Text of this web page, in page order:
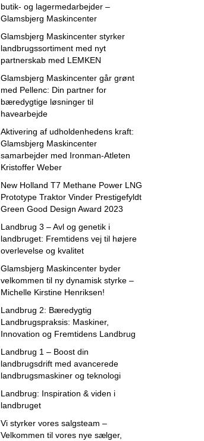
butik- og lagermedarbejder –
Glamsbjerg Maskincenter
Glamsbjerg Maskincenter styrker
landbrugssortiment med nyt
partnerskab med LEMKEN
Glamsbjerg Maskincenter går grønt
med Pellenc: Din partner for
bæredygtige løsninger til
havearbejde
Aktivering af udholdenhedens kraft:
Glamsbjerg Maskincenter
samarbejder med Ironman-Atleten
Kristoffer Weber
New Holland T7 Methane Power LNG
Prototype Traktor Vinder Prestigefyldt
Green Good Design Award 2023
Landbrug 3 – Avl og genetik i
landbruget: Fremtidens vej til højere
overlevelse og kvalitet
Glamsbjerg Maskincenter byder
velkommen til ny dynamisk styrke –
Michelle Kirstine Henriksen!
Landbrug 2: Bæredygtig
Landbrugspraksis: Maskiner,
Innovation og Fremtidens Landbrug
Landbrug 1 – Boost din
landbrugsdrift med avancerede
landbrugsmaskiner og teknologi
Landbrug: Inspiration & viden i
landbruget
Vi styrker vores salgsteam –
Velkommen til vores nye sælger,